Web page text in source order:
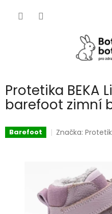
Protetika BEKA
barefoot zimní
Barefoot Značka: